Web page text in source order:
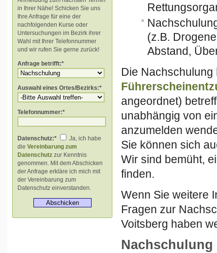
in Ihrer Nähe! Schicken Sie uns
Ihre Anfrage für eine der
nachfolgenden Kurse oder
Untersuchungen im Bezirk ihrer
Wahl mit Ihrer Telefonnummer
und wir rufen Sie gerne zurück!
Anfrage betrifft:*
Auswahl eines Ortes/Bezirks:*
Telefonnummer:*
Datenschutz:*
Ja, ich habe
die Vereinbarung zum
Datenschutz zur Kenntnis
genommen. Mit dem Abschicken
der Anfrage erkläre ich mich mit
der Vereinbarung zum
Datenschutz einverstanden.
(z.B.
Abstand,
Die
angeordnet)
unabhängig von
anzumelden
Sie können sich
Wir sind bemüht,
finden.
Wenn Sie weitere
Fragen zur
Voitsberg haben